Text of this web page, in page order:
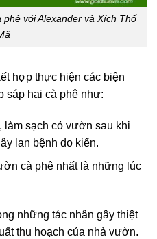
với Alexander và Xích Thố
hợp thực hiện các biện
sáp hại cà phê như:
làm sạch cỏ vườn sau khi
lan bệnh do kiến.
cà phê nhất là những lúc
những tác nhân gây thiệt
thu hoạch của nhà vườn.